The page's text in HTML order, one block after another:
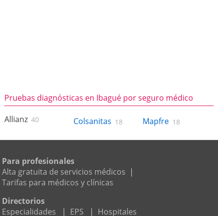
Pruebas diagnósticas en Ibagué por seguro médico
Allianz 40 Colsanitas 18 Mapfre 18
Para profesionales
Alta gratuita de servicios médicos |
Tarifas para médicos y clínicas
Directorios
Especialidades
| EPS | Hospitales